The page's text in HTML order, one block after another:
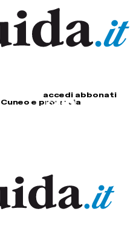
accedi abbonati
e provincia